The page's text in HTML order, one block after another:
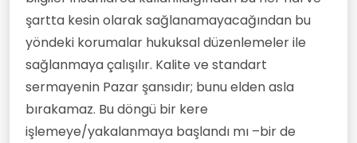
şartta kesin olarak sağlanamayacağından bu
yöndeki korumalar hukuksal düzenlemeler ile
sağlanmaya çalışılır. Kalite ve standart
sermayenin Pazar şansıdır; bunu elden asla
bırakamaz. Bu döngü bir kere
işlemeye/yakalanmaya başlandı mı –bir de